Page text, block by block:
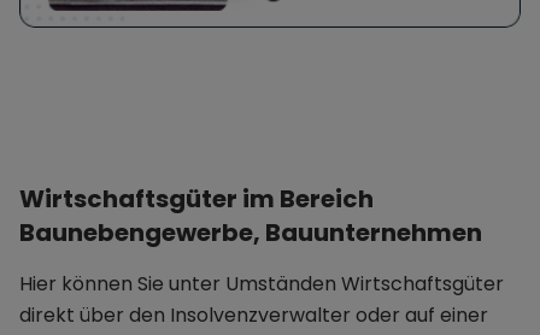
Wirtschaftsgüter im Bereich
Baunebengewerbe, Bauunternehmen
Hier können Sie unter Umständen Wirtschaftsgüter
direkt über den Insolvenzverwalter oder auf einer